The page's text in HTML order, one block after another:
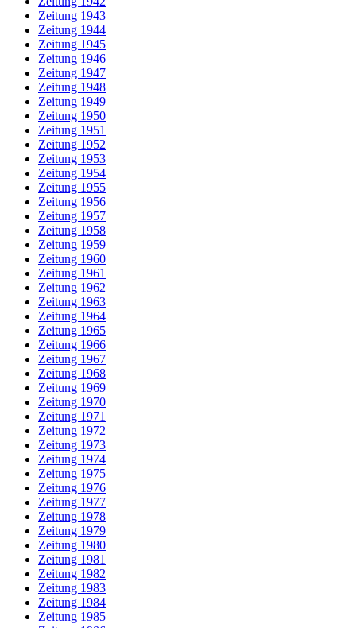
Zeitung 1943
Zeitung 1944
Zeitung 1945
Zeitung 1946
Zeitung 1947
Zeitung 1948
Zeitung 1949
Zeitung 1950
Zeitung 1951
Zeitung 1952
Zeitung 1953
Zeitung 1954
Zeitung 1955
Zeitung 1956
Zeitung 1957
Zeitung 1958
Zeitung 1959
Zeitung 1960
Zeitung 1961
Zeitung 1962
Zeitung 1963
Zeitung 1964
Zeitung 1965
Zeitung 1966
Zeitung 1967
Zeitung 1968
Zeitung 1969
Zeitung 1970
Zeitung 1971
Zeitung 1972
Zeitung 1973
Zeitung 1974
Zeitung 1975
Zeitung 1976
Zeitung 1977
Zeitung 1978
Zeitung 1979
Zeitung 1980
Zeitung 1981
Zeitung 1982
Zeitung 1983
Zeitung 1984
Zeitung 1985